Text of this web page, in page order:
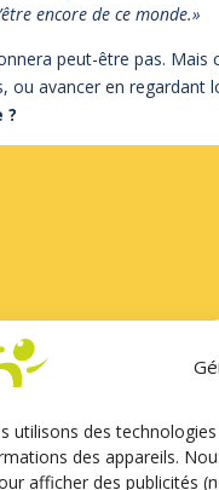
utilisons des
des appareils.
afficher des publicités
encore de ce monde.»
peut-être pas. Mais
ou avancer en regardant
?